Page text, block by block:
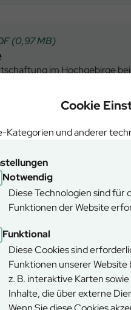
Cookie
Kategorien und anderer
Notwendig
Diese Technologien sind für
Funktionen der Website
Funktional
Diese Cookies sind
Funktionen unserer
z. B. interaktive Karten
Inhalte, die über externe
(0,97 MB)
im Hochgebirge
Herunterladen
(4,65 MB)
Staatswald entwickeln?
Herunterladen